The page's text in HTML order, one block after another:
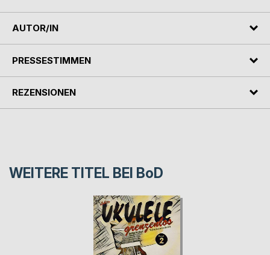
AUTOR/IN
PRESSESTIMMEN
REZENSIONEN
WEITERE TITEL BEI BoD